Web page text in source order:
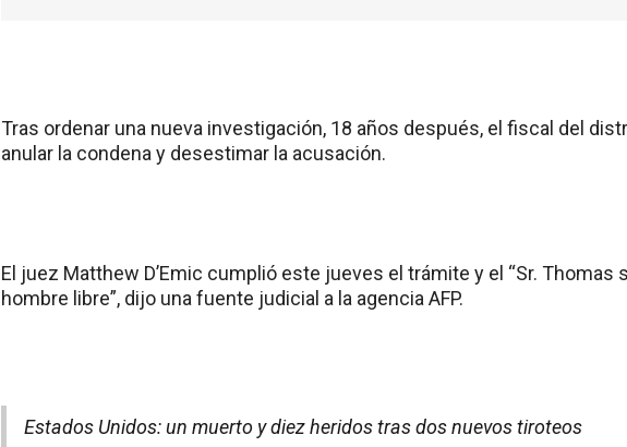
Tras ordenar una nueva investigación, 18 años después, el fiscal del
anular la condena y desestimar la acusación.
El juez Matthew D’Emic cumplió este jueves el trámite y el “Sr. Thomas
hombre libre”, dijo una fuente judicial a la agencia AFP.
Estados Unidos: un muerto y diez heridos tras dos nuevos tiroteos